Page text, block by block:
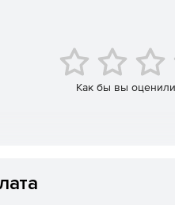
одновременно.
контролировать работу
Как бы вы